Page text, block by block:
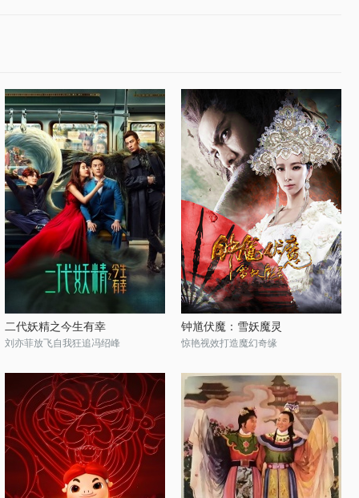
二代妖精之今生有幸
刘亦菲放飞自我狂追冯绍峰
钟馗伏魔：雪妖魔灵
惊艳视效打造魔幻奇缘